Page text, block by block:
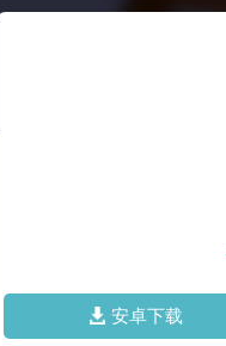
安卓下载